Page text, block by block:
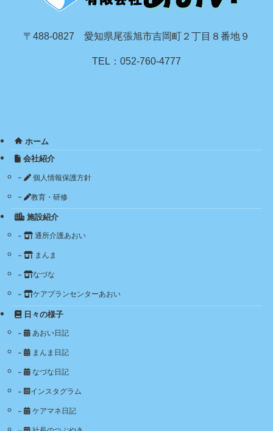
〒488-0827 愛知県尾張旭市吉岡町２丁目８番地９
TEL：052-760-4777
ホーム
会社紹介
個人情報保護方針
教育・研修
施設紹介
通所介護あおい
まんま
なづな
ケアプランセンターあおい
日々の様子
あおい日記
まんま日記
なづな日記
インスタグラム
ケアマネ日記